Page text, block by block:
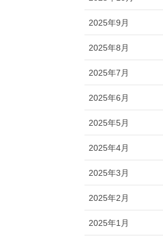
2025年9月
2025年8月
2025年7月
2025年6月
2025年5月
2025年4月
2025年3月
2025年2月
2025年1月